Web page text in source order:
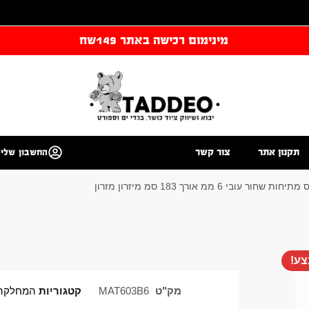
מינימום רכישה באתר 149שח
תקנון אתר צור קשר החשבון שלי
עובי 6 ממ אורך 183 סמ מיזרון מזרון
מק"ט MAT603B6 קטגוריות